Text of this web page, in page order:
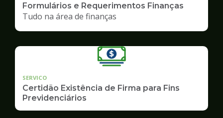
Formulários e Requerimentos Finanças
Tudo na área de finanças
SERVICO
Certidão Existência de Firma para Fins
Previdenciários